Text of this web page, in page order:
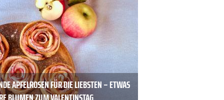
APFELROSEN FÜR DIE LIEBSTEN – ETWAS